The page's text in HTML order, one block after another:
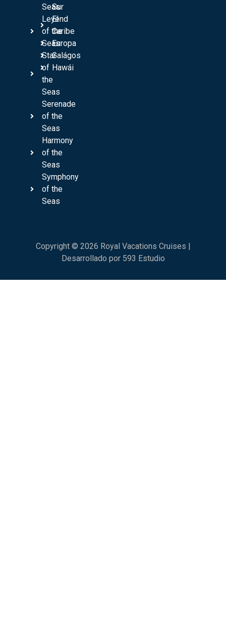
Seas
Leyend
of the
Seas
Star
of
the
Seas
Serenade
of the
Seas
Harmony
of the
Seas
Symphony
of the
Seas
Sur
El
Caribe
Europa
Galágos
Hawái
Copyright © 2026 Royal Vacations Cruises |
Desarrollado por 593 Estudio